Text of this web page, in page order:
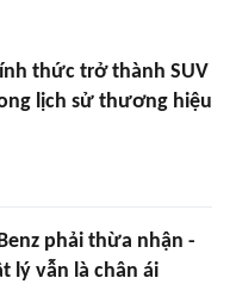
thức trở thành SUV
lịch sử thương hiệu
phải thừa nhận -
lý vẫn là chân ái